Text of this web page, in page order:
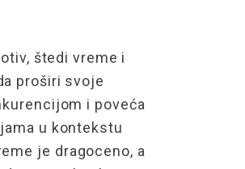
štedi vreme i
proširi svoje
i poveća
u kontekstu
je dragoceno, a